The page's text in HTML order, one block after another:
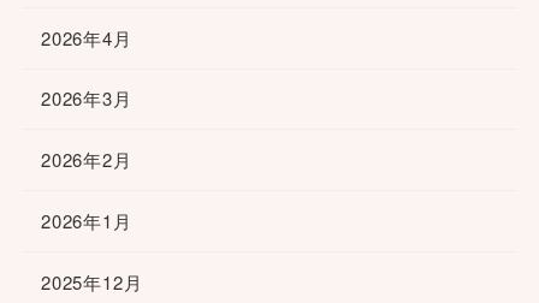
2026年4月
2026年3月
2026年2月
2026年1月
2025年12月